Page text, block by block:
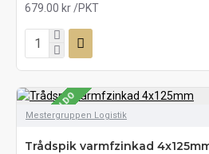
679.00 kr /PKT
SE LAGERSALDO
Mestergruppen Logistik
Trådspik varmfzinkad